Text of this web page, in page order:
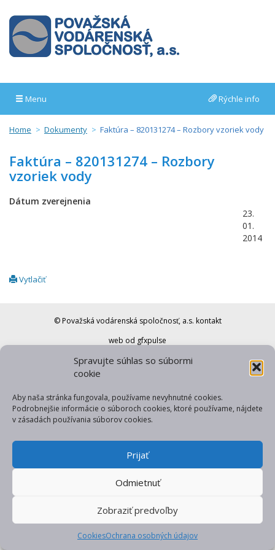
Spravujte súhlas so súbormi
cookie
Aby naša stránka fungovala, používame nevyhnutné cookies.
Podrobnejšie informácie o súboroch cookies, ktoré používame, nájdete
v zásadách používania súborov cookies.
Prijať
Odmietnuť
Zobraziť predvoľby
CookiesOchrana osobných údajov
Menu Rýchle info
Home Dokumenty Faktúra – 820131274 – Rozbory vzoriek vody
Faktúra – 820131274 – Rozbory
vzoriek vody
Dátum zverejnenia
23.
01.
2014
Vytlačiť
© Považská vodárenská spoločnosť, a.s. kontakt
web od gfxpulse